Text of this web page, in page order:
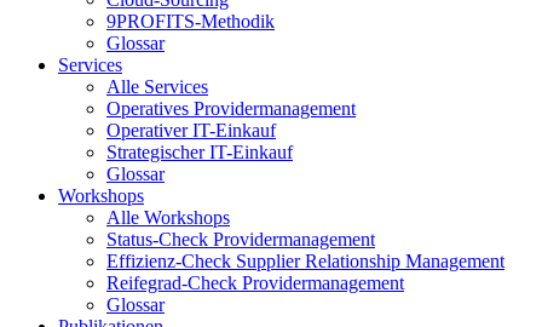
9PROFITS-Methodik
Glossar
Services
Alle Services
Operatives Providermanagement
Operativer IT-Einkauf
Strategischer IT-Einkauf
Glossar
Workshops
Alle Workshops
Status-Check Providermanagement
Effizienz-Check Supplier Relationship Management
Reifegrad-Check Providermanagement
Glossar